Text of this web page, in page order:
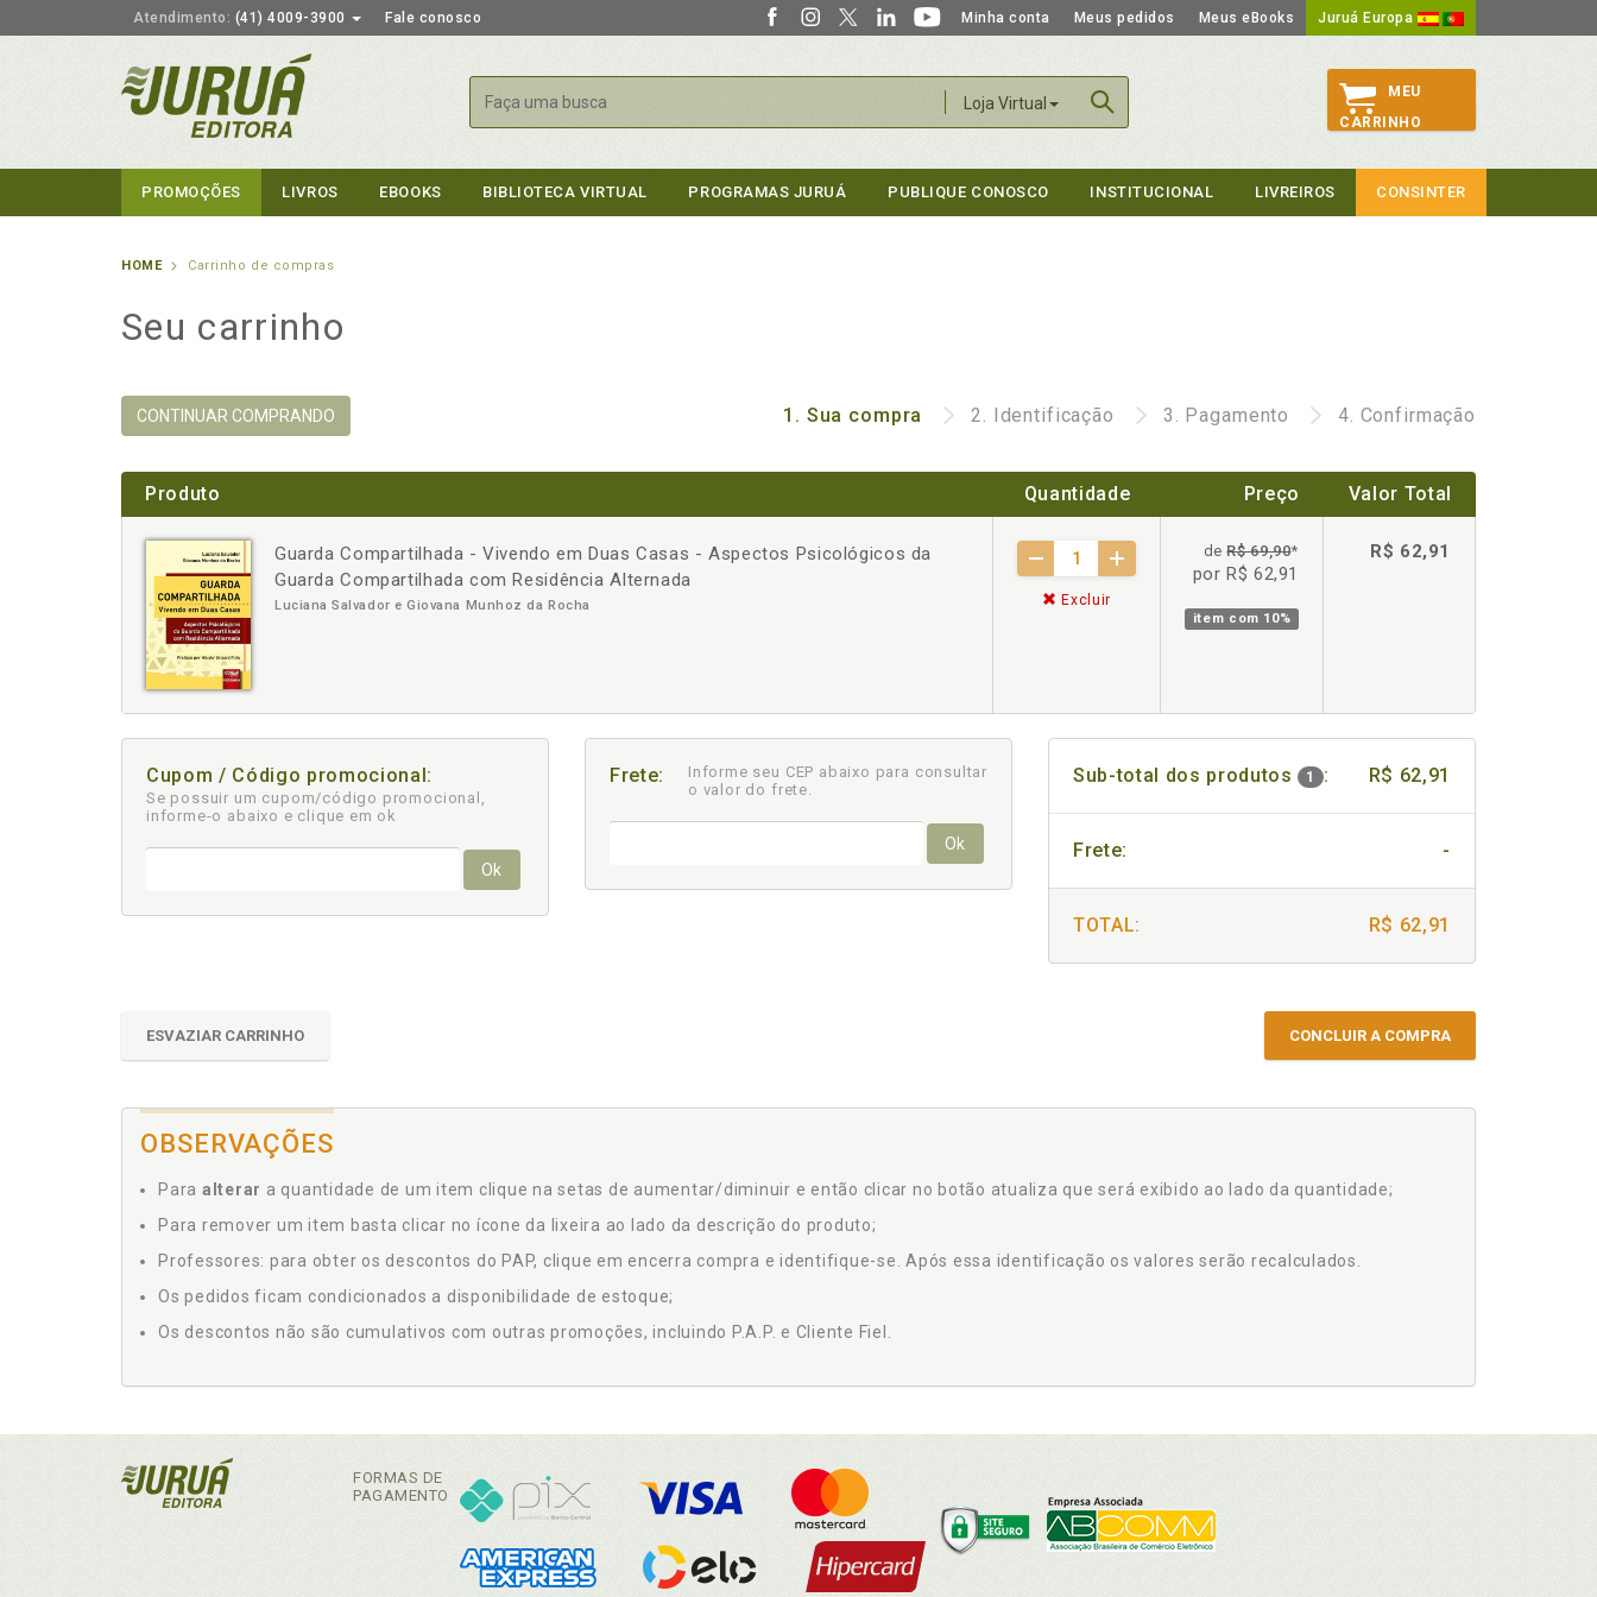
Atendimento: (41) 4009-3900 Fale conosco Minha conta Meus pedidos Meus eBooks Juruá Europa
Loja Virtual
Buscar
MEU
CARRINHO
PROMOÇÕES LIVROS EBOOKS BIBLIOTECA VIRTUAL PROGRAMAS JURUÁ PUBLIQUE CONOSCO INSTITUCIONAL LIVREIROS CONSINTER
HOME Carrinho de compras
Seu carrinho
CONTINUAR COMPRANDO 1. Sua compra 2. Identificação 3. Pagamento 4. Confirmação
Produto Quantidade Preço Valor Total
Guarda Compartilhada - Vivendo em Duas Casas - Aspectos Psicológicos da
Guarda Compartilhada com Residência Alternada
Luciana Salvador e Giovana Munhoz da Rocha
- +
Excluir
deR$ 69,90*
por R$ 62,91
item com 10%
R$ 62,91
Cupom / Código promocional:
Se possuir um cupom/código promocional,
informe-o abaixo e clique em ok
Ok
Frete:
Informe seu CEP abaixo para consultar
o valor do frete.
Ok
Sub-total dos produtos 1 : R$ 62,91
Frete: -
TOTAL: R$ 62,91
ESVAZIAR CARRINHO CONCLUIR A COMPRA
OBSERVAÇÕES
Para alterar a quantidade de um item clique na setas de aumentar/diminuir e então clicar no botão atualiza que será exibido ao lado da quantidade;
Para remover um item basta clicar no ícone da lixeira ao lado da descrição do produto;
Professores: para obter os descontos do PAP, clique em encerra compra e identifique-se. Após essa identificação os valores serão recalculados.
Os pedidos ficam condicionados a disponibilidade de estoque;
Os descontos não são cumulativos com outras promoções, incluindo P.A.P. e Cliente Fiel.
FORMAS DE
PAGAMENTO